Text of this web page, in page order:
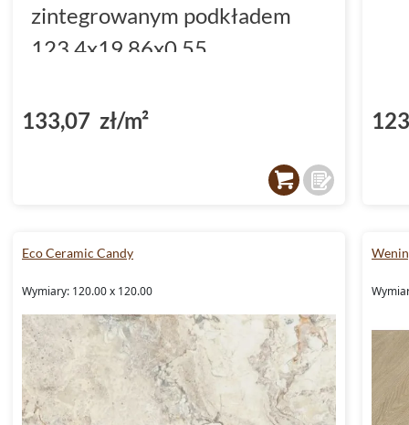
zintegrowanym podkładem
123.4x19.86x0.55
133,07 zł/m²
Eco Ceramic Candy
Wymiary: 120.00 x 120.00